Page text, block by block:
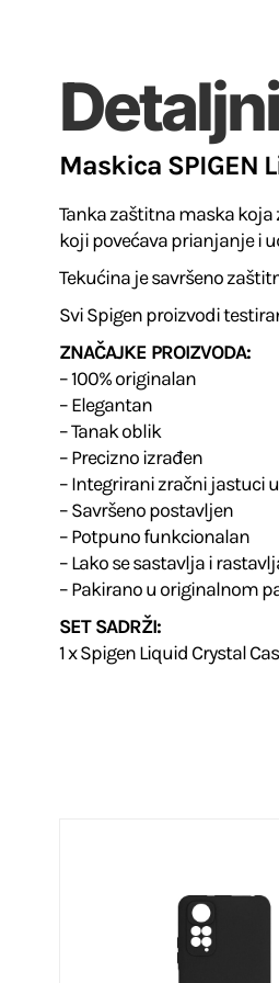
Detaljni
Maskica SPIGEN
Tanka zaštitna maska
koji povećava prianjanje i
Tekućina je savršeno
Svi Spigen proizvodi
ZNAČAJKE PROIZVODA:
– 100% originalan
– Elegantan
– Tanak oblik
– Precizno izrađen
– Integrirani zračni jastuci
– Savršeno postavljen
– Potpuno funkcionalan
– Lako se sastavlja i
– Pakirano u originalnom
SET SADRŽI:
1 x Spigen Liquid Crystal